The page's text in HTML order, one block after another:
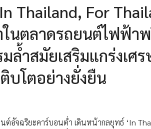
Thailand, For
ในตลาดรถยนต์ไฟฟ้า
ล้ำสมัยเสริมแกร่งเศ
บโตอย่างยั่งยืน
ต์อัจฉริยะคาร์บอนต่ำ เดินหน้ากลยุทธ์ ‘In